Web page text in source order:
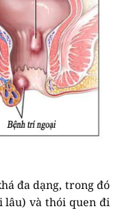
đa dạng, trong đó
lâu) và thói quen đi